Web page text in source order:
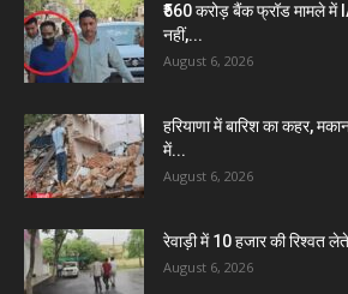
₹560 करोड़ बैंक फ्रॉड मामले में
नहीं,...
August 6, 2026
हरियाणा में बारिश का कहर,
में...
August 6, 2026
रेवाड़ी में 10 हजार की रिश्वत
August 6, 2026